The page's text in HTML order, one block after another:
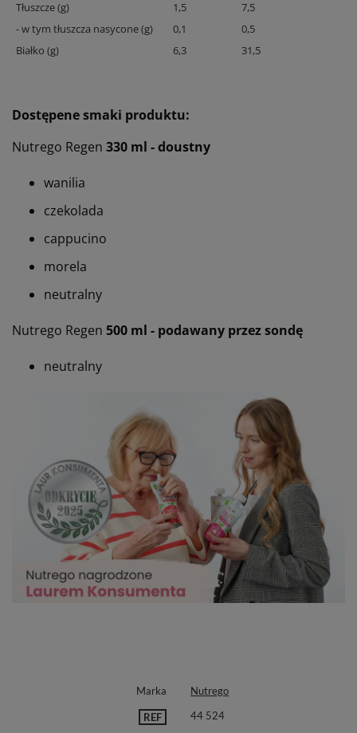
Tłuszcze (g)
1,5
7,5
- w tym tłuszcza nasycone (g)
0,1
0,5
Białko (g)
6,3 31,5
Dostępene smaki produktu:
Nutrego Regen 330 ml - doustny
wanilia
czekolada
cappucino
morela
neutralny
Nutrego Regen 500 ml - podawany przez sondę
neutralny
Marka Nutrego
REF 44 524